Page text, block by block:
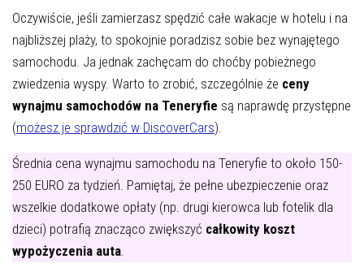
Oczywiście, jeśli zamierzasz spędzić całe wakacje w hotelu i na
najbliższej plaży, to spokojnie poradzisz sobie bez wynajętego
samochodu. Ja jednak zachęcam do choćby pobieżnego
zwiedzenia wyspy. Warto to zrobić, szczególnie że ceny
wynajmu samochodów na Teneryfie są naprawdę przystępne
(możesz je sprawdzić w DiscoverCars).
Średnia cena wynajmu samochodu na Teneryfie to około 150-
250 EURO za tydzień. Pamiętaj, że pełne ubezpieczenie oraz
wszelkie dodatkowe opłaty (np. drugi kierowca lub fotelik dla
dzieci) potrafią znacząco zwiększyć całkowity koszt
wypożyczenia auta